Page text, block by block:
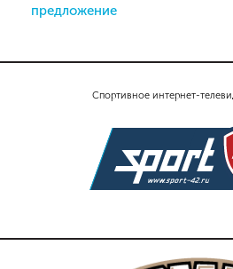
Спортивное интернет-
предложение